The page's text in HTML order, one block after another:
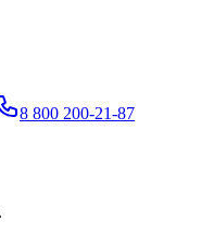
8 800 200-21-87